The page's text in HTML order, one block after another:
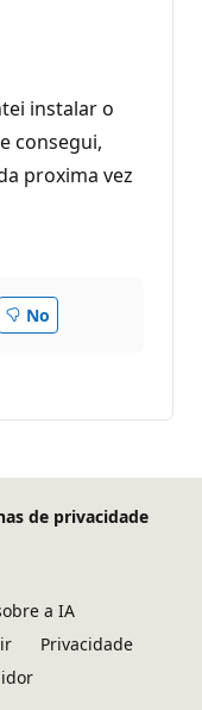
instalar o
consegui,
proxima vez
No
de privacidade
a IA
Privacidade